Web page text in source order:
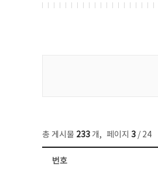
총 게시물 233 개, 페이지 3 / 24
번호